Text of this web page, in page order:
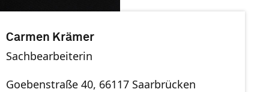
Carmen Krämer
Sachbearbeiterin
Goebenstraße 40, 66117 Saarbrücken